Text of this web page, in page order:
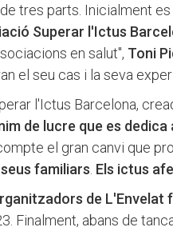
tres parts. Inicialment es
Superar l'Ictus
en salut", Toni
el seu cas i la seva
l'Ictus Barcelona,
de lucre que es
el gran canvi que
familiars Els ictus
de L'Envelat
Finalment, abans de